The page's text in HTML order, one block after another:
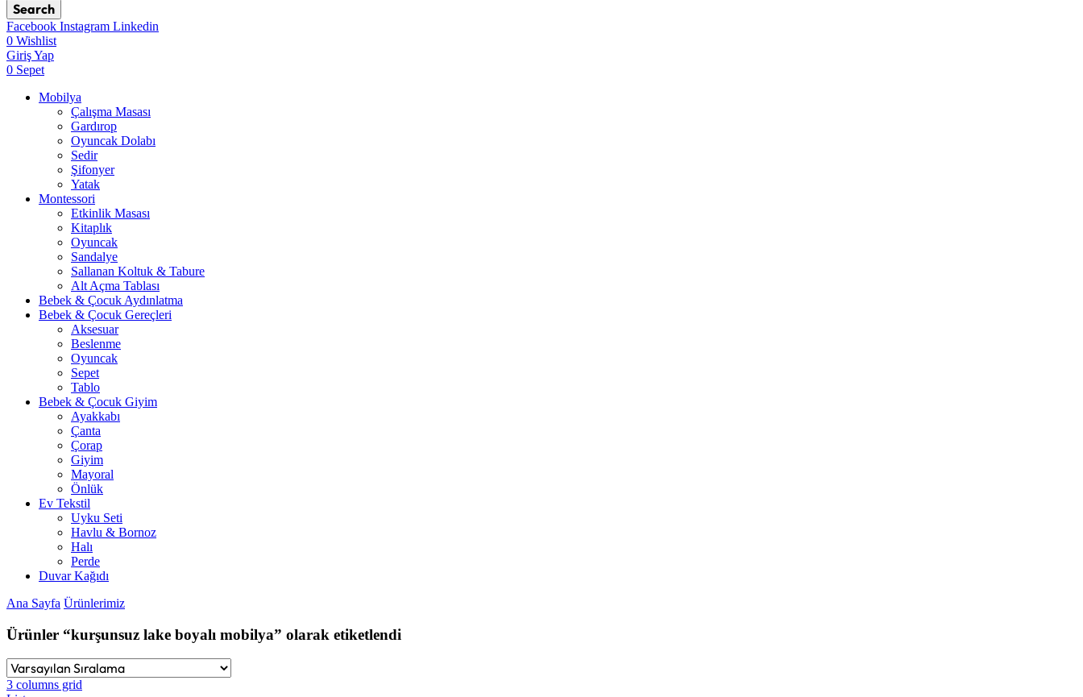
Search
Facebook Instagram Linkedin
0 Wishlist
Giriş Yap
0 Sepet
Mobilya
Çalışma Masası
Gardırop
⁠Oyuncak Dolabı
Sedir
Şifonyer
Yatak
Montessori
Etkinlik Masası
Kitaplık
Oyuncak
Sandalye
Sallanan Koltuk & Tabure
Alt Açma Tablası
Bebek & Çocuk Aydınlatma
Bebek & Çocuk Gereçleri
Aksesuar
Beslenme
Oyuncak
Sepet
Tablo
Bebek & Çocuk Giyim
Ayakkabı
Çanta
Çorap
Giyim
Mayoral
Önlük
Ev Tekstil
Uyku Seti
Havlu & Bornoz
Halı
Perde
Duvar Kağıdı
Ana Sayfa Ürünlerimiz
Ürünler “kurşunsuz lake boyalı mobilya” olarak etiketlendi
3 columns grid